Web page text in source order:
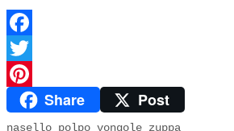
Facebook
Twitter
PinterestShare Post
nasello polpo vongole zuppa